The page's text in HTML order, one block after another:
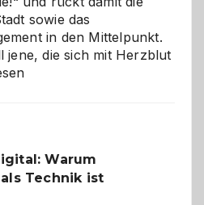
sowie das
in den Mittelpunkt.
jene, die sich mit Herzblut
Warum
Technik ist